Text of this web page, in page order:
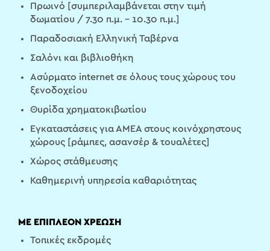
Πρωινό [συμπεριλαμβάνεται στην τιμή
δωματίου / 7.30 π.μ. - 10.30 π.μ.]
Παραδοσιακή Ελληνική Ταβέρνα
Σαλόνι και βιβλιοθήκη
Ασύρματο internet σε όλους τους χώρους του
ξενοδοχείου
Θυρίδα χρηματοκιβωτίου
Εγκαταστάσεις για ΑΜΕΑ στους κοινόχρηστους
χώρους [ράμπες, ασανσέρ & τουαλέτες]
Χώρος στάθμευσης
Καθημερινή υπηρεσία καθαριότητας
ΜΕ ΕΠΙΠΛΕΟΝ ΧΡΕΩΣΗ
Τοπικές εκδρομές